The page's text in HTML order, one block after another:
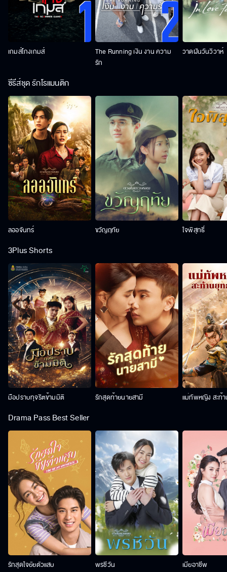
เกมส์โกงเกมส์
The Running เงิน งาน ความ
รัก
วาดฝันวันวิวาห์
ซีรีส์ชุด รักโรแมนติก
ลออจันทร์ ขวัญฤทัย ใจพิสุทธิ์
3Plus Shorts
มือปราบทุจริตข้ามมิติ รักสุดท้ายนายสามี แม่ทัพหญิง สะท้
Drama Pass Best Seller
รักสุดใจยัยตัวแสบ พรชีวัน เมียอาชีพ